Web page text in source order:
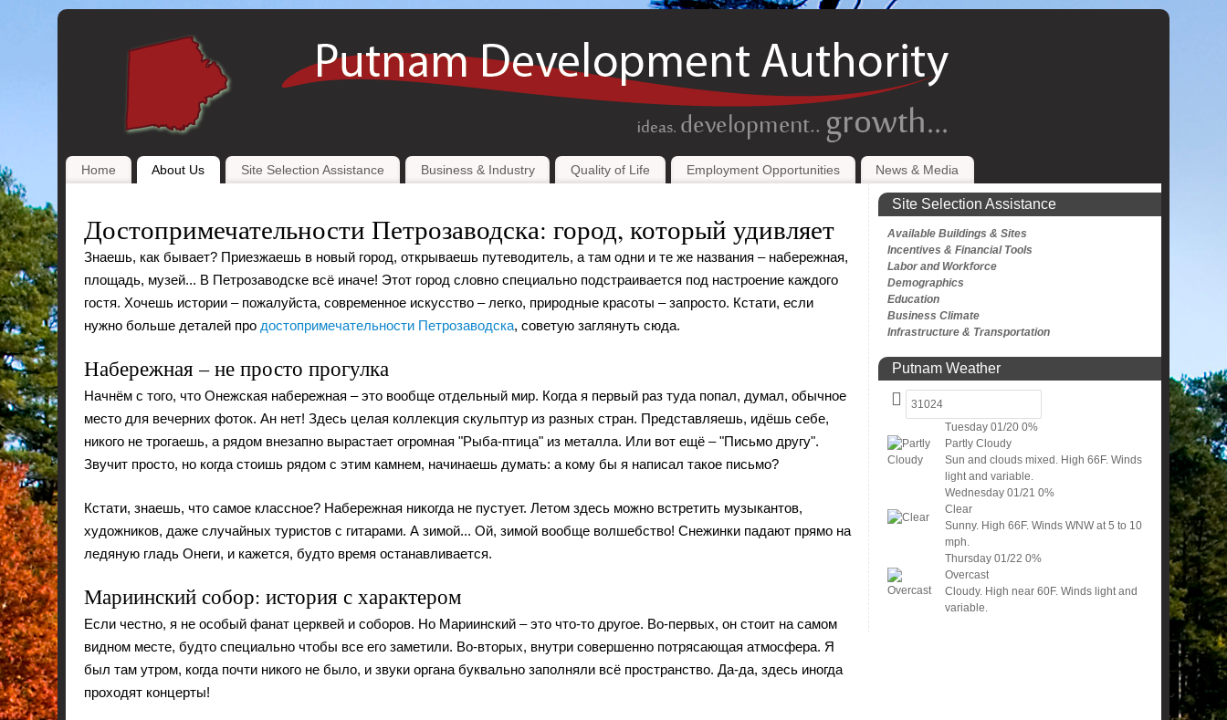
Home About Us Site Selection Assistance Business & Industry Quality of Life Employment Opportunities News & Media
Достопримечательности Петрозаводска: город, который удивляет
Знаешь, как бывает? Приезжаешь в новый город, открываешь путеводитель, а там одни и те же названия – набережная,
площадь, музей... В Петрозаводске всё иначе! Этот город словно специально подстраивается под настроение каждого
гостя. Хочешь истории – пожалуйста, современное искусство – легко, природные красоты – запросто. Кстати, если
нужно больше деталей про достопримечательности Петрозаводска, советую заглянуть сюда.
Набережная – не просто прогулка
Начнём с того, что Онежская набережная – это вообще отдельный мир. Когда я первый раз туда попал, думал, обычное
место для вечерних фоток. Ан нет! Здесь целая коллекция скульптур из разных стран. Представляешь, идёшь себе,
никого не трогаешь, а рядом внезапно вырастает огромная "Рыба-птица" из металла. Или вот ещё – "Письмо другу".
Звучит просто, но когда стоишь рядом с этим камнем, начинаешь думать: а кому бы я написал такое письмо?
Кстати, знаешь, что самое классное? Набережная никогда не пустует. Летом здесь можно встретить музыкантов,
художников, даже случайных туристов с гитарами. А зимой... Ой, зимой вообще волшебство! Снежинки падают прямо на
ледяную гладь Онеги, и кажется, будто время останавливается.
Мариинский собор: история с характером
Если честно, я не особый фанат церквей и соборов. Но Мариинский – это что-то другое. Во-первых, он стоит на самом
видном месте, будто специально чтобы все его заметили. Во-вторых, внутри совершенно потрясающая атмосфера. Я
был там утром, когда почти никого не было, и звуки органа буквально заполняли всё пространство. Да-да, здесь иногда
проходят концерты!
Site Selection Assistance
Available Buildings & Sites
Incentives & Financial Tools
Labor and Workforce
Demographics
Education
Business Climate
Infrastructure & Transportation
Putnam Weather
Tuesday 01/20 0%
Partly Cloudy
Sun and clouds mixed. High 66F. Winds
light and variable.
Wednesday 01/21 0%
Clear
Sunny. High 66F. Winds WNW at 5 to 10
mph.
Thursday 01/22 0%
Overcast
Cloudy. High near 60F. Winds light and
variable.